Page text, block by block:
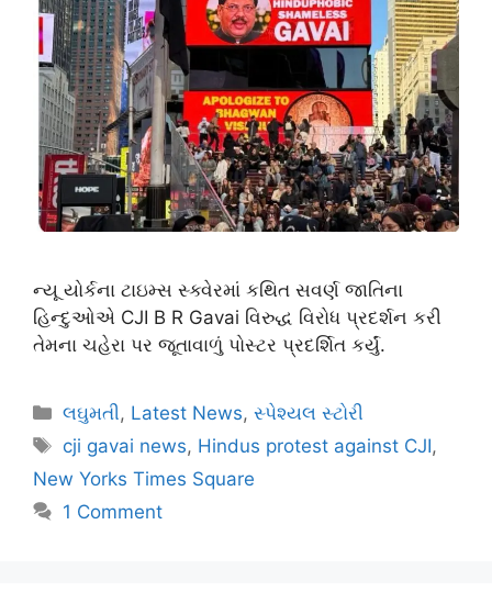
ન્યૂ યોર્કના ટાઇમ્સ સ્ક્વેરમાં કથિત સવર્ણ જાતિના
હિન્દુઓએ CJI B R Gavai વિરુદ્ધ વિરોધ પ્રદર્શન કરી
તેમના ચહેરા પર જૂતાવાળું પોસ્ટર પ્રદર્શિત કર્યું.
લઘુમતી, Latest News,સ્પેશ્યલ સ્ટોરી
cji gavai news, Hindus protest against CJI,
New Yorks Times Square
1 Comment